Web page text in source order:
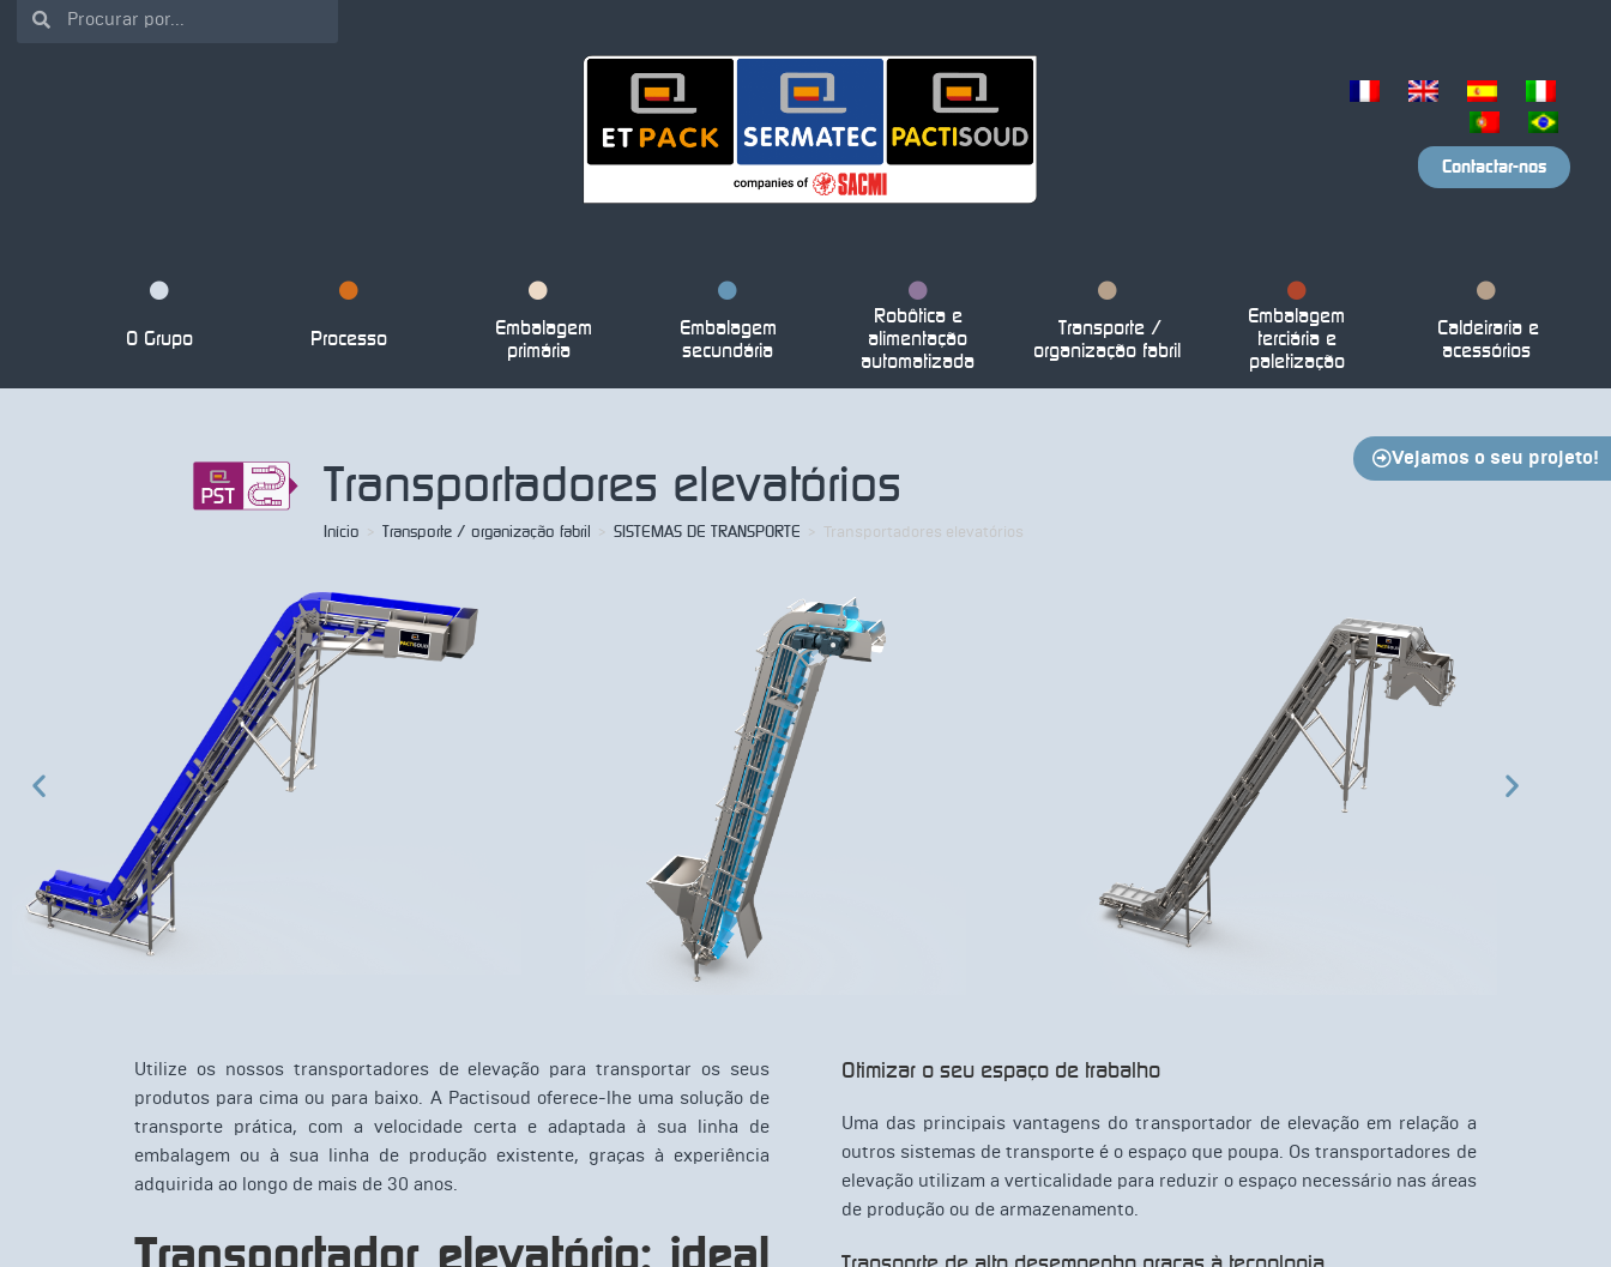
Vejamos o seu projeto!
Contactar-nos
O Grupo Processo
Embalagem
primária
Embalagem
secundária
Robôtica e
alimentação
automatizada
Transporte /
organização fabril
Embalagem
terciária e
paletização
Caldeiraria e
acessórios
Transportadores elevatórios
Início > Transporte / organização fabril > SISTEMAS DE TRANSPORTE > Transportadores elevatórios
Utilize os nossos transportadores de elevação para transportar os seus
produtos para cima ou para baixo. A Pactisoud oferece-lhe uma solução de
transporte prática, com a velocidade certa e adaptada à sua linha de
embalagem ou à sua linha de produção existente, graças à experiência
adquirida ao longo de mais de 30 anos.
Otimizar o seu espaço de trabalho
Uma das principais vantagens do transportador de elevação em relação a
outros sistemas de transporte é o espaço que poupa. Os transportadores de
elevação utilizam a verticalidade para reduzir o espaço necessário nas áreas
de produção ou de armazenamento.